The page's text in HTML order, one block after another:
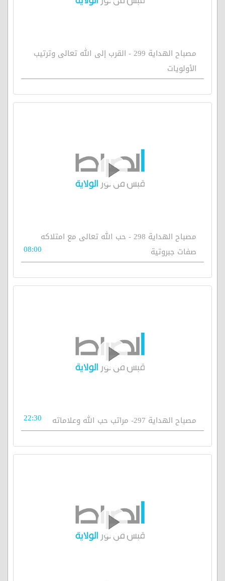
مصباح الهداية 299 - القرب إلى الله تعالى وترتيب
الأولويات
مصباح الهداية 298 - حب الله تعالى مع امتلاكه
صفات جبروتية
08:00
مصباح الهداية 297- مراتب حب الله وعلاماته 22:30